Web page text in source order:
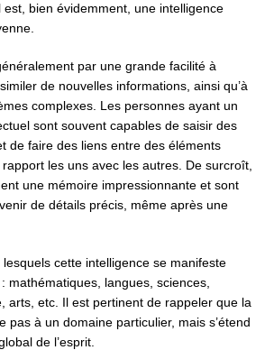
est, bien évidemment, une intelligence
par une grande facilité à
de nouvelles informations, ainsi qu’à
complexes. Les personnes ayant un
sont souvent capables de saisir des
de faire des liens entre des éléments
les uns avec les autres. De surcroît,
une mémoire impressionnante et sont
de détails précis, même après une
cette intelligence se manifeste
mathématiques, langues, sciences,
arts, etc. Il est pertinent de rappeler que la
pas à un domaine particulier, mais s’étend
de l’esprit.